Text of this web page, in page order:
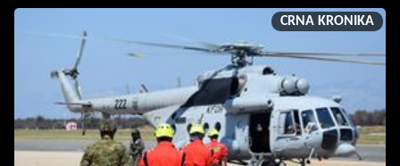
CRNA KRONIKA